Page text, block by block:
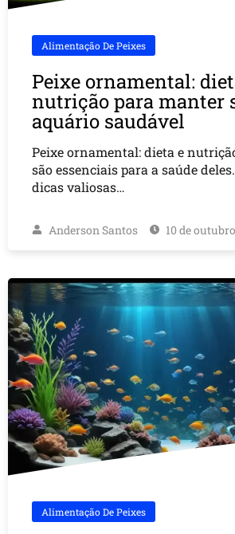
Alimentação De Peixes
Peixe ornamental:
nutrição para manter
aquário saudável
Peixe ornamental: dieta e
são essenciais para a saúde
dicas valiosas…
Anderson Santos 10 de
Alimentação De Peixes